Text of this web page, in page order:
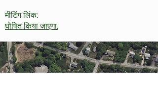
मीटिंग लिंक:
घोषित किया जाएगा.